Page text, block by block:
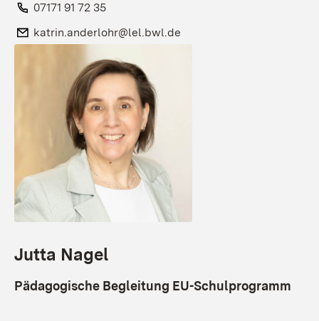
Telefon:
07171 91 72 35
E-Mail:
katrin.anderlohr@lel.bwl.de
Jutta Nagel
Pädagogische Begleitung EU-Schulprogramm